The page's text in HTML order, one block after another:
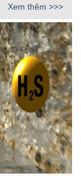
Xem thêm >>>